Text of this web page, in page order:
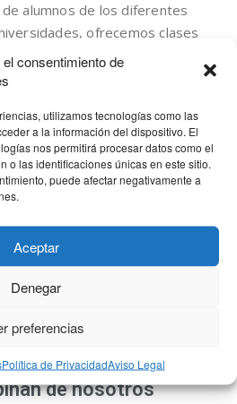
consentimiento de
utilizamos tecnologías como las
a la información del dispositivo. El
nos permitirá procesar datos como el
o las identificaciones únicas en este sitio.
puede afectar negativamente a
Aceptar
Denegar
preferencias
Política de PrivacidadAviso Legal
alumnos de los diferentes
ofrecemos clases
ocasiones grupales.
de convocatorias anteriores.
como por ejemplo una
relacionada con economía,
podemos encontrar.
laPrueba de acceso a ICADE
continúan luego en las clases
carrera.
de nosotros